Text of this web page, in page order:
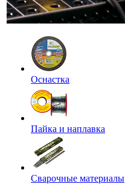
Оснастка
Пайка и наплавка
Сварочные материалы